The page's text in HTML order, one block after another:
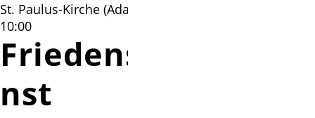
St. Paulus-Kirche (Ada-Lessing-Platz 7) | 19.11.2023
10:00
Friedensgottesdie
nst